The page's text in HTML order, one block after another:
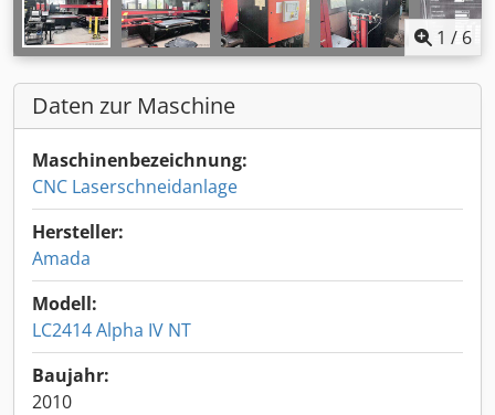
1 / 6
Daten zur Maschine
Maschinenbezeichnung:
CNC Laserschneidanlage
Hersteller:
Amada
Modell:
LC2414 Alpha IV NT
Baujahr:
2010